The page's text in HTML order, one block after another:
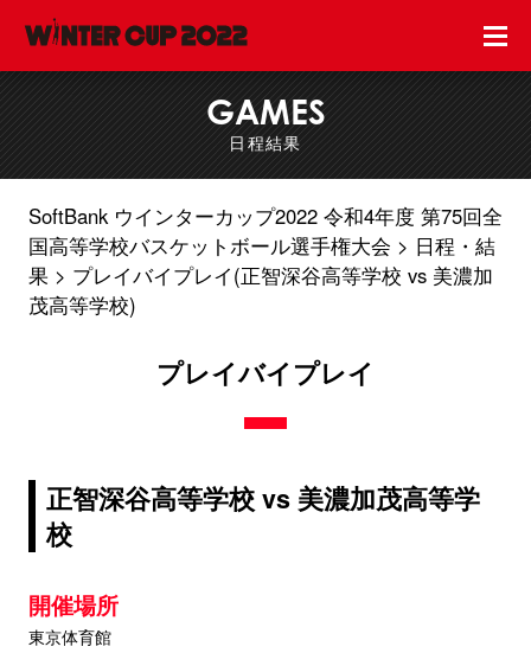
GAMES
日程結果
SoftBank ウインターカップ2022 令和4年度 第75回全
国高等学校バスケットボール選手権大会
日程・結
果
プレイバイプレイ(正智深谷高等学校 vs 美濃加
茂高等学校)
プレイバイプレイ
正智深谷高等学校 vs 美濃加茂高等学
校
開催場所
東京体育館